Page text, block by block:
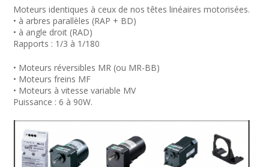
Moteurs identiques à ceux de nos têtes linéaires motorisées.
• à arbres parallèles (RAP + BD)
• à angle droit (RAD)
Rapports : 1/3 à 1/180
• Moteurs réversibles MR (ou MR-BB)
• Moteurs freins MF
• Moteurs à vitesse variable MV
Puissance : 6 à 90W.